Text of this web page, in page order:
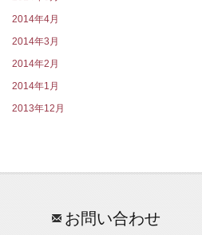
2014年4月
2014年3月
2014年2月
2014年1月
2013年12月
お問い合わせ